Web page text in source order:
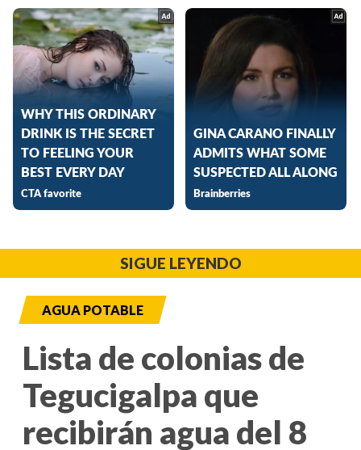
SIGUE LEYENDO
AGUA POTABLE
Lista de colonias de
Tegucigalpa que
recibirán agua del 8